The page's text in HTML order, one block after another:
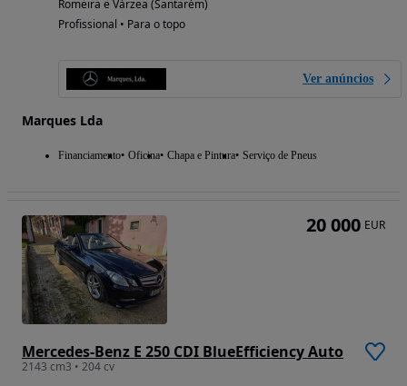
Romeira e Várzea (Santarém)
Profissional • Para o topo
Ver anúncios
Marques Lda
Financiamento Oficina Chapa e Pintura Serviço de Pneus
Mercedes-Benz E 250 CDI BlueEfficiency Auto
2143 cm3 • 204 cv
20 000 EUR